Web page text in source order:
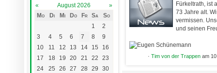
« August 2026
»
Mo
Di Mi Do Fr Sa
So
1
2
3
4 5 6 7 8
9
10
11 12 13 14 15
16
17
18 19 20 21 22
23
24
25 26 27 28 29
30
Fürkeltrath, ist
73 Jahre alt.
vermissen.
und seinen
· Tim von der Trappen am